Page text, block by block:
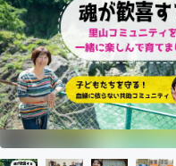
テクノロジー・
映像・映画
ビジネス・起業